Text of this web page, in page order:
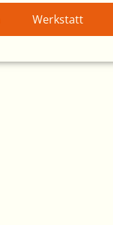
Werkstatt